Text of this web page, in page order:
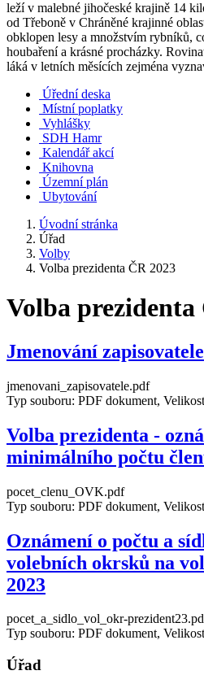
leží v malebné jihočeské krajině 14
od Třeboně v Chráněné krajinné
obklopen lesy a množstvím rybníků,
houbaření a krásné procházky.
láká v letních měsících zejména
Úřední deska
Místní poplatky
Vyhlášky
SDH Hamr
Kalendář akcí
Knihovna
Územní plán
Ubytování
Úvodní stránka
Úřad
Volby
Volba prezidenta ČR 2023
Volba prezidenta
Jmenování zapisovatele
jmenovani_zapisovatele.pdf
Typ souboru: PDF dokument,
Volba prezidenta -
minimálního počtu
pocet_clenu_OVK.pdf
Typ souboru: PDF dokument,
Oznámení o počtu a
volebních okrsků na
2023
pocet_a_sidlo_vol_okr-
Typ souboru: PDF dokument,
Úřad